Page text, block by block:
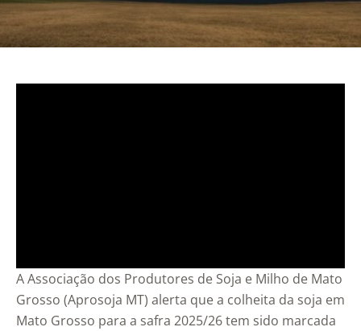
A Associação dos Produtores de Soja e Milho de Mato
Grosso (Aprosoja MT) alerta que a colheita da soja em
Mato Grosso para a safra 2025/26 tem sido marcada